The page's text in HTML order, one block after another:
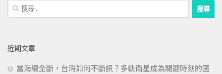
搜
尋
字:
近期文章
當海纜全斷，台灣如何不斷訊？多軌衛星成為關鍵時刻的國